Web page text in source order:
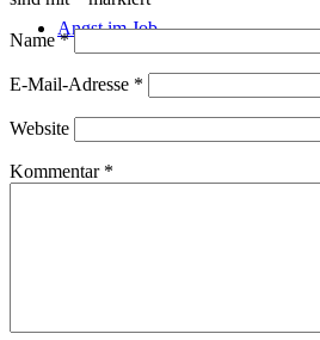
Angst im Job
Name*
E-Mail-Adresse *
Website
Kommentar *